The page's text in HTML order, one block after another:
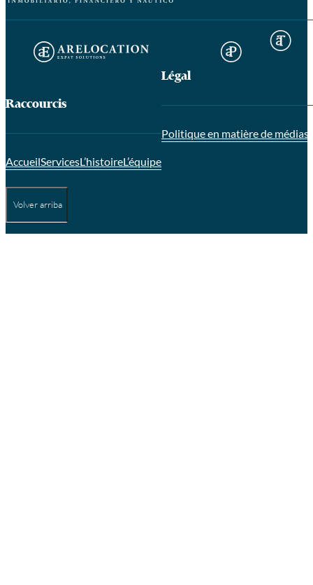
Raccourcis
AccueilServicesL’histoireL’équipe
Légal
Politique en matière de médias
Volver arriba